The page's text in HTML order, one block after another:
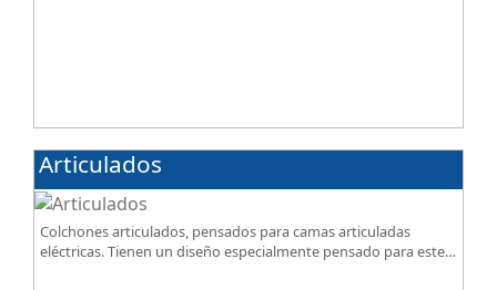
Articulados
Colchones articulados, pensados para camas articuladas
eléctricas. Tienen un diseño especialmente pensado para este